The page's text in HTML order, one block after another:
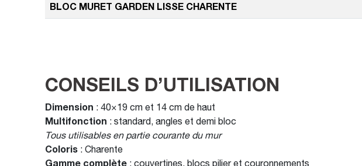
BLOC MURET GARDEN LISSE CHARENTE
CONSEILS D’UTILISATION
Dimension : 40×19 cm et 14 cm de haut
Multifonction : standard, angles et demi bloc
Tous utilisables en partie courante du mur
Coloris: Charente
Gamme complète: couvertines, blocs pilier et couronnements